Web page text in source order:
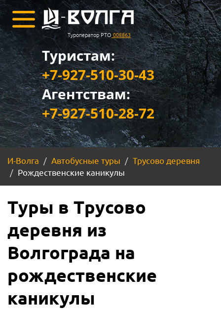
Туроператор РТО 008863
Туристам:
+7-927-510-30-43
Агентствам:
+7-927-510-28-72
И-Волга Автобусные туры
Трусово деревня
Рождественские каникулы
Туры в Трусово
деревня из
Волгограда на
рождественские
каникулы